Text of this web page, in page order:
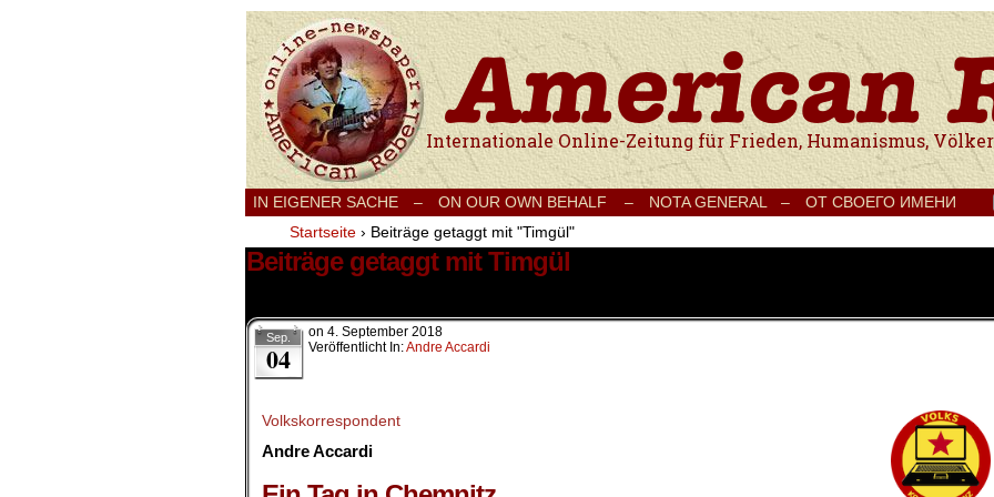
Internationale Onlinezeitung für Frieden, Humanismus, Völkerverständigung und
IN EIGENER SACHE – ON OUR OWN BEHALF – NOTA GENERAL – ОТ СВОЕГО ИМЕНИ
Startseite › Beiträge getaggt mit "Timgül"
Beiträge getaggt mit Timgül
Sep.
04
on 4. September 2018
Veröffentlicht In:Andre Accardi
Volkskorrespondent
Andre Accardi